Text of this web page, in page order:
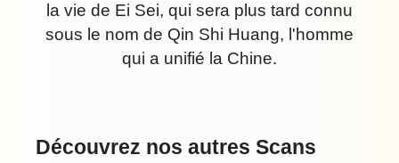
la vie de Ei Sei, qui sera plus tard connu
sous le nom de Qin Shi Huang, l'homme
qui a unifié la Chine.
Découvrez nos autres Scans